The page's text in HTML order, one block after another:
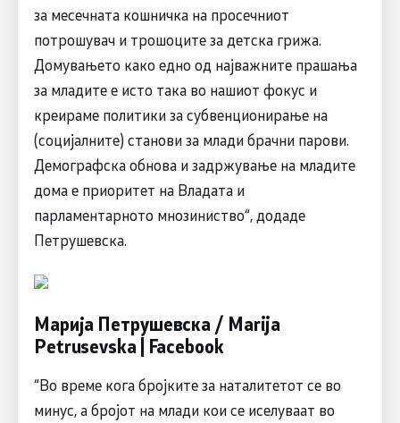
за месечната кошничка на просечниот
потрошувач и трошоците за детска грижа.
Домувањето како едно од најважните прашања
за младите е исто така во нашиот фокус и
креираме политики за субвенционирање на
(социјалните) станови за млади брачни парови.
Демографска обнова и задржување на младите
дома е приоритет на Владата и
парламентарното мнозиниство“, додаде
Петрушевска.
Марија Петрушевска / Marija
Petrusevska | Facebook
“Во време кога бројките за наталитетот се во
минус, а бројот на млади кои се иселуваат во